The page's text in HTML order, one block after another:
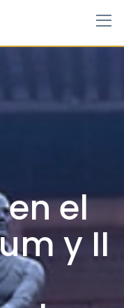
el
y II